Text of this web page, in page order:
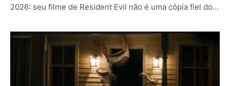
2026: seu filme de Resident Evil não é uma cópia fiel do…